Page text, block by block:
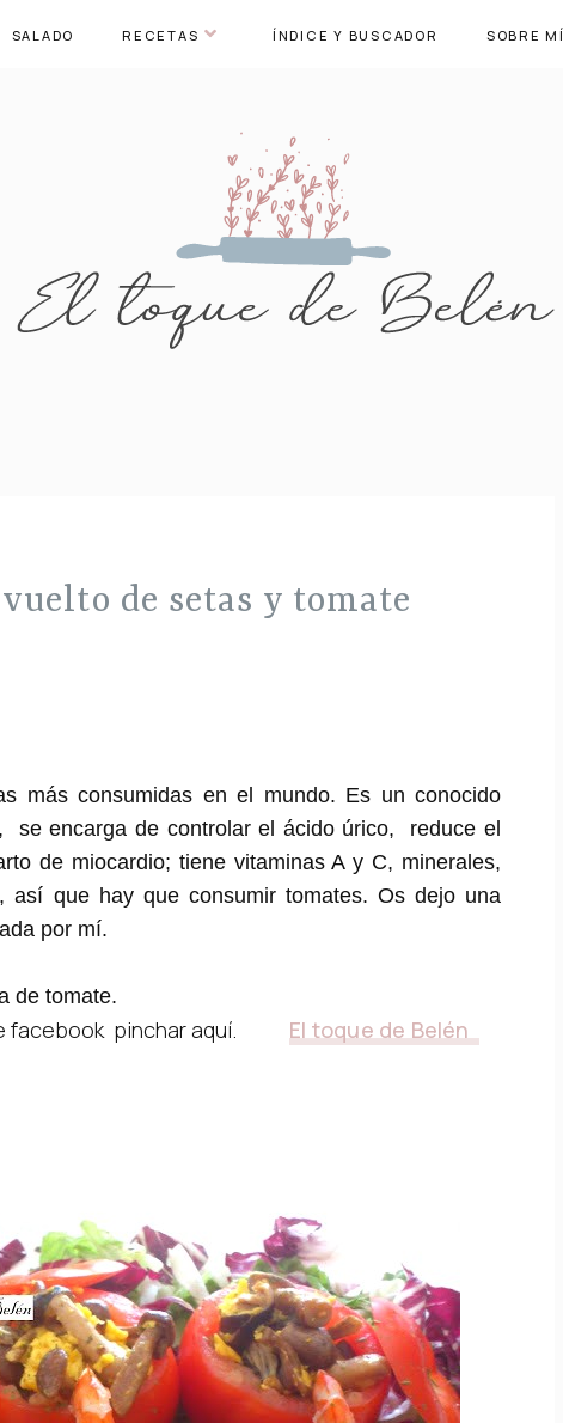
SALADO RECETAS ÍNDICE Y BUSCADOR SOBRE MÍ
más consumidas en el mundo. Es un conocido
se encarga de controlar el ácido úrico, reduce el
de miocardio; tiene vitaminas A y C, minerales,
así que hay que consumir tomates. Os dejo una
por mí.
de tomate.
facebook pinchar aquí. El toque de Belén